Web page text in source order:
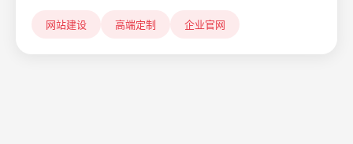
网站建设 高端定制 企业官网